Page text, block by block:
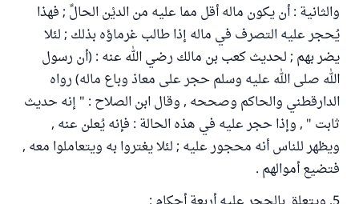
والثانية : أن يكون ماله أقل مما عليه من الديْن الحالِّ ; فهذا
يُحجر عليه التصرف في ماله إذا طالب غرماؤه بذلك ; لئلا
يضر بهم ; لحديث كعب بن مالك رضي الله عنه : (أن رسول
الله صلى الله عليه وسلم حجر على معاذ وباع ماله) رواه
الدارقطني والحاكم وصححه , وقال ابن الصلاح : " إنه حديث
ثابت " , وإذا حجر عليه في هذه الحالة : فإنه يُعلن عنه ,
ويظهر للناس أنه محجور عليه ; لئلا يغتروا به ويتعاملوا معه ,
فتضيع أموالهم .